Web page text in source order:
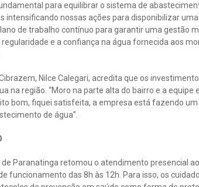
para equilibrar o sistema de
intensificando nossas ações para disponibilizar
de trabalho contínuo para garantir uma gestão
e a confiança na água fornecida aos
Nilce Calegari, acredita que os
na região. “Moro na parte alta do bairro e a equipe
bom, fiquei satisfeita, a empresa está fazendo
de água”.
Paranatinga retomou o atendimento presencial
funcionamento das 8h às 12h. Para isso, os